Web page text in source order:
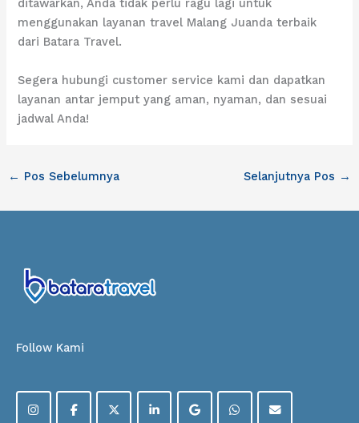
ditawarkan, Anda tidak perlu ragu lagi untuk
menggunakan layanan travel Malang Juanda terbaik
dari Batara Travel.
Segera hubungi customer service kami dan dapatkan
layanan antar jemput yang aman, nyaman, dan sesuai
jadwal Anda!
← Pos Sebelumnya Selanjutnya Pos →
Follow Kami